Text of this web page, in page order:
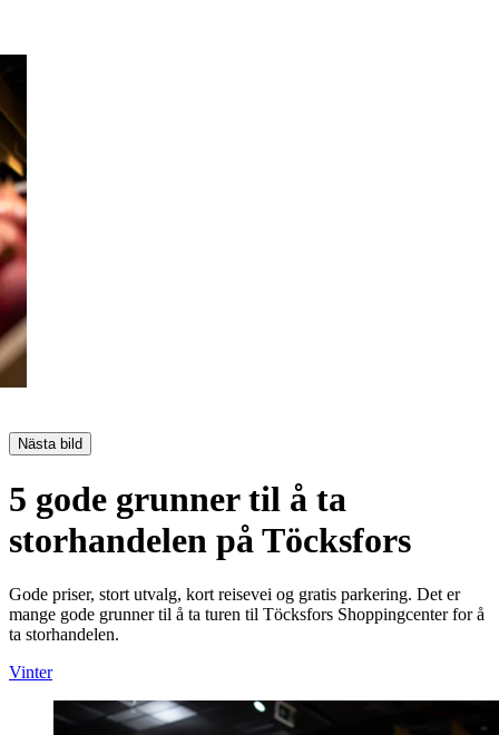
Nästa bild
5 gode grunner til å ta
storhandelen på Töcksfors
Gode priser, stort utvalg, kort reisevei og gratis parkering. Det er
mange gode grunner til å ta turen til Töcksfors Shoppingcenter for å
ta storhandelen.
Vinter